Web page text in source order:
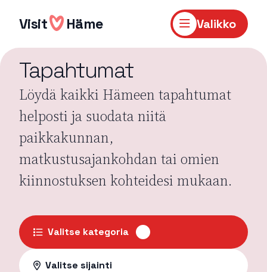
sisältöön
Visit Häme Valikko
Tapahtumat
Löydä kaikki Hämeen tapahtumat
helposti ja suodata niitä
paikkakunnan,
matkustusajankohdan tai omien
kiinnostuksen kohteidesi mukaan.
Valitse kategoria
Valitse sijainti